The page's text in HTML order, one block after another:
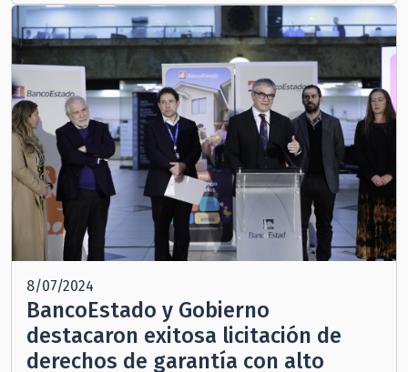
8/07/2024
BancoEstado y Gobierno
destacaron exitosa licitación de
derechos de garantía con alto